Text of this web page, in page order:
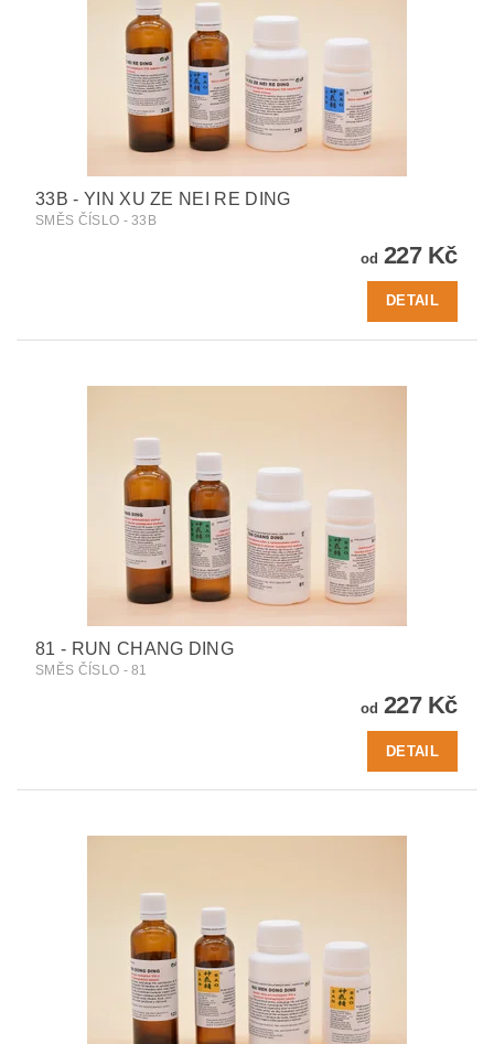
33B - YIN XU ZE NEI RE DING
SMĚS ČÍSLO - 33B
od 227 Kč
DETAIL
81 - RUN CHANG DING
SMĚS ČÍSLO - 81
od 227 Kč
DETAIL